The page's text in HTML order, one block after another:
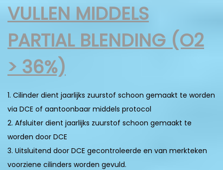
VULLEN MIDDELS
PARTIAL BLENDING (O2
> 36%)
1. Cilinder dient jaarlijks zuurstof schoon gemaakt te worden
via DCE of aantoonbaar middels protocol
2. Afsluiter dient jaarlijks zuurstof schoon gemaakt te
worden door DCE
3. Uitsluitend door DCE gecontroleerde en van merkteken
voorziene cilinders worden gevuld.